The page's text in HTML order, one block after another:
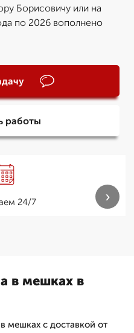
Борисовичу или на
по 2026 вополнено
работы
24/7 ›
в мешках в
мешках с доставкой от